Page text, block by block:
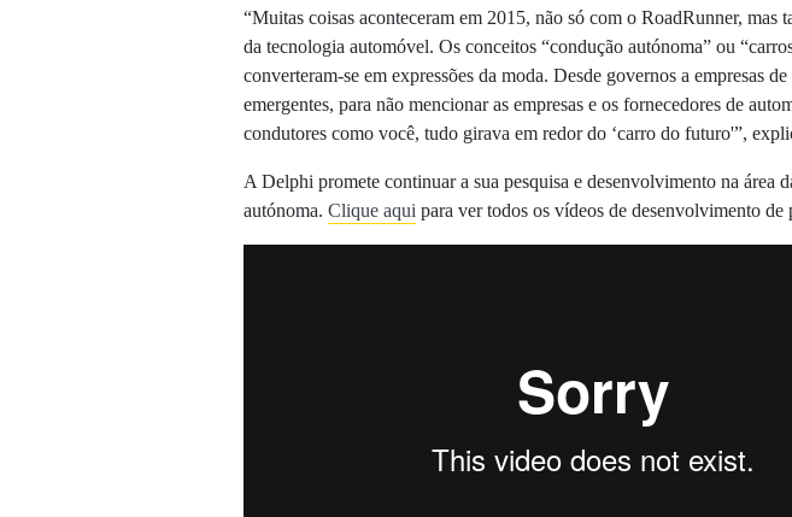
“Muitas coisas aconteceram em 2015, não só com o RoadRunner, mas
da tecnologia automóvel. Os conceitos “condução autónoma” ou
converteram-se em expressões da moda. Desde governos a empresas
emergentes, para não mencionar as empresas e os fornecedores de
condutores como você, tudo girava em redor do ‘carro do futuro'”,
A Delphi promete continuar a sua pesquisa e desenvolvimento na área
autónoma. Clique aqui para ver todos os vídeos de desenvolvimento de